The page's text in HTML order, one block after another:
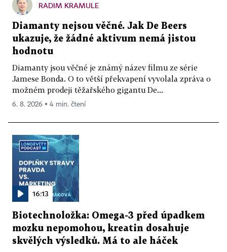
RADIM KRAMULE
Diamanty nejsou věčné. Jak De Beers
ukazuje, že žádné aktivum nemá jistou
hodnotu
Diamanty jsou věčné je známý název filmu ze série
Jamese Bonda. O to větší překvapení vyvolala zpráva o
možném prodeji těžařského gigantu De...
6. 8. 2026 ▪ 4 min. čtení
16:13
Biotechnoložka: Omega-3 před úpadkem
mozku nepomohou, kreatin dosahuje
skvělých výsledků. Má to ale háček